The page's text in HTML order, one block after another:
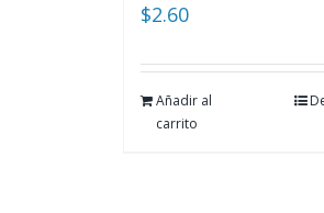
$2.60
Añadir al
carrito